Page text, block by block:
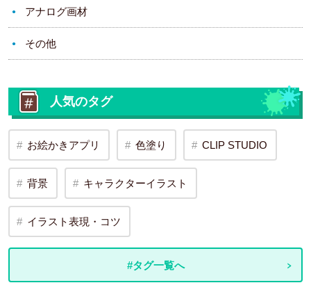
アナログ画材
その他
人気のタグ
お絵かきアプリ 色塗り CLIP STUDIO
背景 キャラクターイラスト
イラスト表現・コツ
#タグ一覧へ